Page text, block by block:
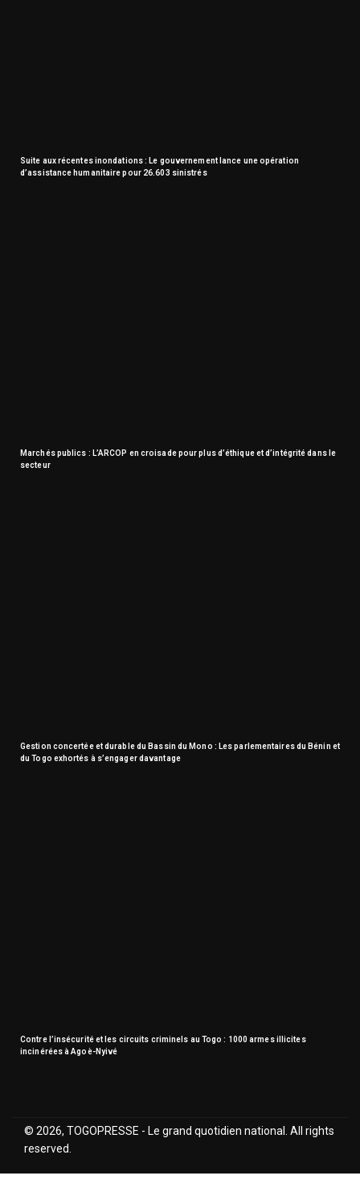
Suite aux récentes inondations : Le gouvernement lance une opération
d’assistance humanitaire pour 26.603 sinistrés
Marchés publics : L’ARCOP en croisade pour plus d’éthique et d’intégrité dans le
secteur
Gestion concertée et durable du Bassin du Mono : Les parlementaires du Bénin et
du Togo exhortés à s’engager davantage
Contre l’insécurité et les circuits criminels au Togo : 1000 armes illicites
incinérées à Agoè-Nyivé
© 2026, TOGOPRESSE - Le grand quotidien national. All rights
reserved.